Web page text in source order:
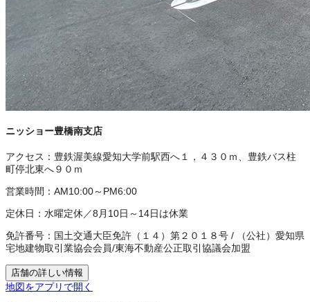
ニッショー豊橋南支店
アクセス： 豊鉄渥美線愛知大学前駅西へ１，４３０ｍ、豊鉄バス柱
町停北東へ９０ｍ
営業時間： AM10:00～PM6:00
定休日： 水曜定休／8月10日～14日は休業
免許番号： 国土交通大臣免許（１４）第２０１８号 /
（公社）愛知県
宅地建物取引業協会会員/東海不動産公正取引協議会加盟
店舗の詳しい情報
地図をアプリで開く